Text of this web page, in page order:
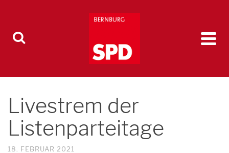
Livestrem der
Listenparteitage
18. FEBRUAR 2021